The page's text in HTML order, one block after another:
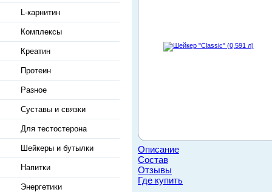
L-карнитин
Комплексы
Креатин
Протеин
Разное
Суставы и связки
Для тестостерона
Шейкеры и бутылки
Напитки
Энергетики
Описание
Состав
Отзывы
Где купить